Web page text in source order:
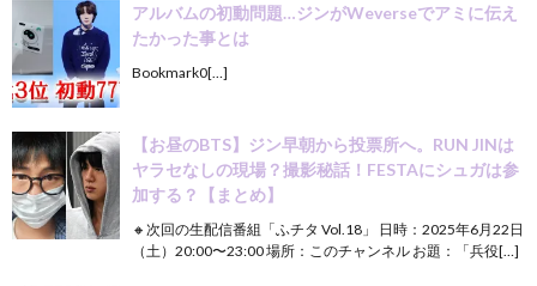
アルバムの初動問題…ジンがWeverseでアミに伝え
たかった事とは
Bookmark0[…]
【お昼のBTS】ジン早朝から投票所へ。RUN JINは
ヤラセなしの現場？撮影秘話！FESTAにシュガは参
加する？【まとめ】
🔸次回の生配信番組「ふチタ Vol.18」 日時：2025年6月22日
（土）20:00〜23:00 場所：このチャンネル お題：「兵役[…]